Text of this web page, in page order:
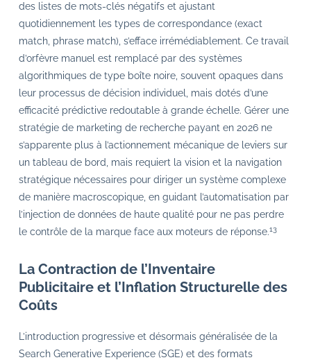
des listes de mots-clés négatifs et ajustant
quotidiennement les types de correspondance (exact
match, phrase match), s’efface irrémédiablement. Ce travail
d’orfèvre manuel est remplacé par des systèmes
algorithmiques de type boîte noire, souvent opaques dans
leur processus de décision individuel, mais dotés d’une
efficacité prédictive redoutable à grande échelle. Gérer une
stratégie de marketing de recherche payant en 2026 ne
s’apparente plus à l’actionnement mécanique de leviers sur
un tableau de bord, mais requiert la vision et la navigation
stratégique nécessaires pour diriger un système complexe
de manière macroscopique, en guidant l’automatisation par
l’injection de données de haute qualité pour ne pas perdre
le contrôle de la marque face aux moteurs de réponse.13
La Contraction de l’Inventaire
Publicitaire et l’Inflation Structurelle des
Coûts
L’introduction progressive et désormais généralisée de la
Search Generative Experience (SGE) et des formats